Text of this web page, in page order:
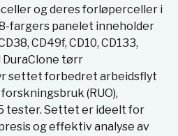
og deres forløperceller i
fargers panelet inneholder
CD49f, CD10, CD133,
DuraClone tørr
settet forbedret arbeidsflyt
(RUO),
tester. Settet er ideelt for
og effektiv analyse av